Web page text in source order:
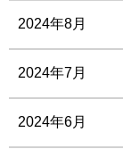
2024年8月
2024年7月
2024年6月